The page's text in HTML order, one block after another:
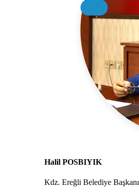
Halil POSBIYIK
Kdz. Ereğli Belediye Başkanı